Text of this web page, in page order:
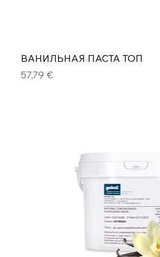
ВАНИЛЬНАЯ ПАСТА ТОП
Цена
57,79 €